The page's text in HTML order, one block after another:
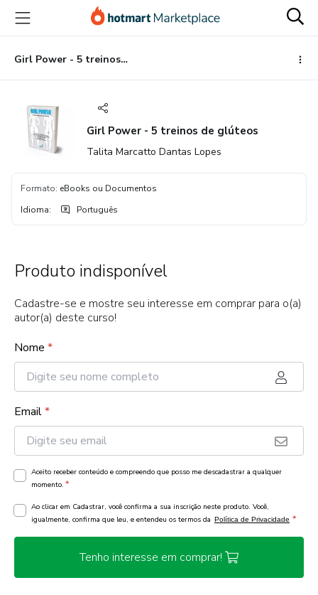
para
conteúdo
principal
para
pagamento
para
rodapé
Girl Power - 5 treinos de glúteos
Girl Power - 5 treinos de glúteos
Talita Marcatto Dantas Lopes
Formato: eBooks ou Documentos
Idioma: Português
Produto indisponível
Cadastre-se e mostre seu interesse em comprar para o(a)
autor(a) deste curso!
Nome *
Email*
Aceito receber conteúdo e compreendo que posso me descadastrar a qualquer
momento. *
Ao clicar em Cadastrar, você confirma a sua inscrição neste produto. Você,
igualmente, confirma que leu, e entendeu os termos da Política de Privacidade *
Tenho interesse em comprar!